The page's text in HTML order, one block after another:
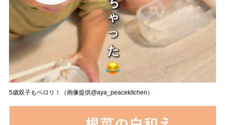
5歳双子もペロリ！（画像提供@aya_peacekitchen）